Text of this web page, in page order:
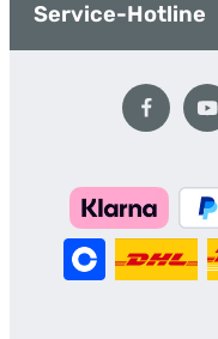
Service-Hotline